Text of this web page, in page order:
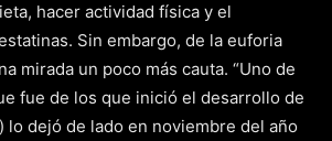
hacer actividad física y el
Sin embargo, de la euforia
mirada un poco más cauta. “Uno de
fue de los que inició el desarrollo de
lo dejó de lado en noviembre del año